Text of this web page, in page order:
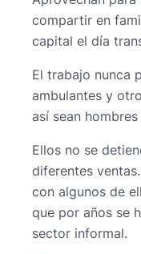
compartir en
capital el día
El trabajo nunca
ambulantes y
así sean
Ellos no se
diferentes
con algunos de
que por años se
sector informal.